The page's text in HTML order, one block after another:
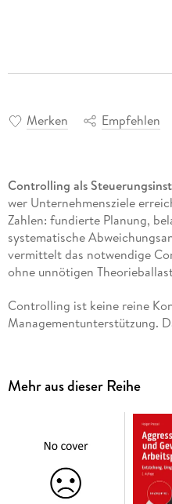
Merken Empfehlen
Controlling als
wer Unternehmensziele
Zahlen: fundierte Planung,
systematische
vermittelt das notwendige
ohne unnötigen
Controlling ist keine reine
Managementunterstützung.
und Finanzen wirklich
Planung und Budgetierung:
Vom rollierenden
Planung bis zur
Mehr aus dieser Reihe